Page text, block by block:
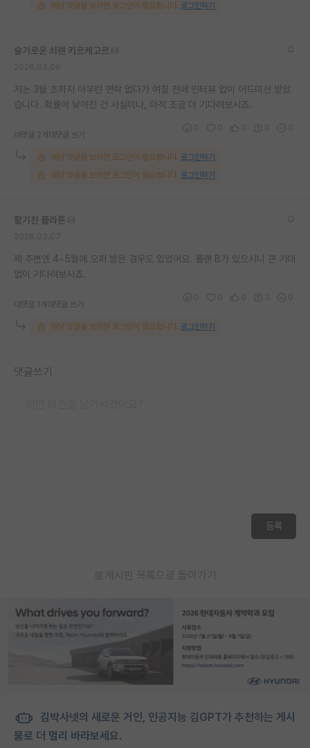
해당 댓글을 보려면 로그인이 필요합니다. 로그인하기
슬기로운 쇠렌 키르케고르
저는 3월 초까지 아무런 연락 없다가 며칠 전에 인터뷰 없이 어드미션 받았
습니다. 확률이 낮아진 건 사실이나, 아직 조금 더 기다려보시죠.
대댓글 2개 대댓글 쓰기
해당 댓글을 보려면 로그인이 필요합니다. 로그인하기
해당 댓글을 보려면 로그인이 필요합니다. 로그인하기
활기찬 플라톤
제 주변엔 4~5월에 오퍼 받은 경우도 있었어요. 플랜 B가 있으시니 큰 기대
없이 기다려보시죠.
대댓글 1개 대댓글 쓰기
해당 댓글을 보려면 로그인이 필요합니다. 로그인하기
댓글쓰기
등록
게시판 목록으로 돌아가기
김박사넷의 새로운 거인, 인공지능 김GPT가 추천하는 게시
물로 더 멀리 바라보세요.